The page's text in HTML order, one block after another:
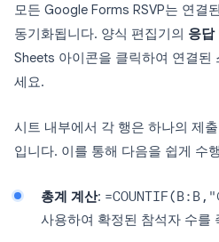
모든 Google Forms RSVP는 연결
동기화됩니다. 양식 편집기의 응답
Sheets 아이콘을 클릭하여 연결된
세요.
시트 내부에서 각 행은 하나의 제
입니다. 이를 통해 다음을 쉽게 수
총계 계산:
사용하여 확정된 참석자 수를